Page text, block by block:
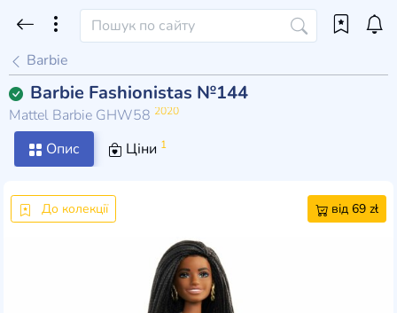
Barbie
Barbie Fashionistas №144
Mattel Barbie GHW58 2020
Опис Ціни 1
До колекції від 69 zł